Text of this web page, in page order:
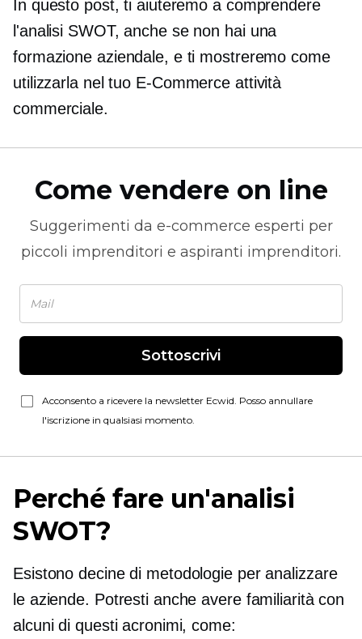
In questo post, ti aiuteremo a comprendere
l'analisi SWOT, anche se non hai una
formazione aziendale, e ti mostreremo come
utilizzarla nel tuo E-Commerce attività
commerciale.
Come vendere on line
Suggerimenti da e-commerce esperti per
piccoli imprenditori e aspiranti imprenditori.
Sottoscrivi
Acconsento a ricevere la newsletter Ecwid. Posso annullare
l'iscrizione in qualsiasi momento.
Perché fare un'analisi
SWOT?
Esistono decine di metodologie per analizzare
le aziende. Potresti anche avere familiarità con
alcuni di questi acronimi, come: